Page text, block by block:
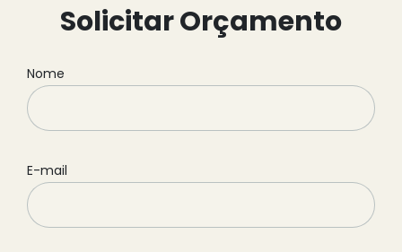
Solicitar Orçamento
Nome
E-mail